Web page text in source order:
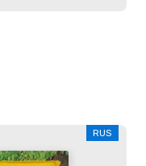
RUS